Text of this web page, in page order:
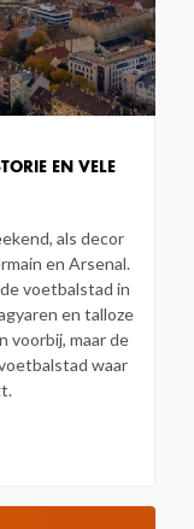
EN VELE
als decor
en Arsenal.
voetbalstad in
en talloze
voorbij, maar de
waar